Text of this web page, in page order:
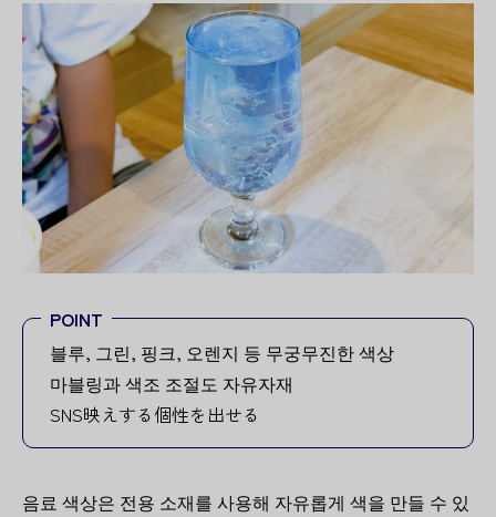
POINT
블루, 그린, 핑크, 오렌지 등 무궁무진한 색상
마블링과 색조 조절도 자유자재
SNS映えする個性を出せる
음료 색상은 전용 소재를 사용해 자유롭게 색을 만들 수 있